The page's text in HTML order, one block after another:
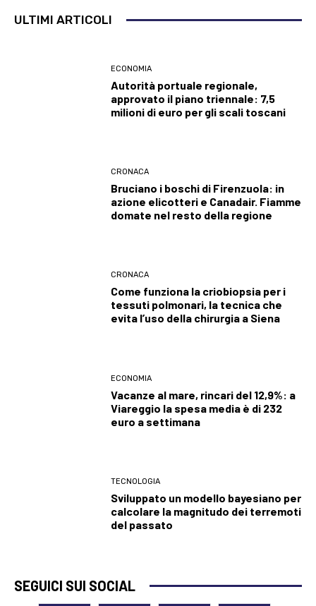
ULTIMI ARTICOLI
ECONOMIA
Autorità portuale regionale,
approvato il piano triennale: 7,5
milioni di euro per gli scali toscani
CRONACA
Bruciano i boschi di Firenzuola: in
azione elicotteri e Canadair. Fiamme
domate nel resto della regione
CRONACA
Come funziona la criobiopsia per i
tessuti polmonari, la tecnica che
evita l’uso della chirurgia a Siena
ECONOMIA
Vacanze al mare, rincari del 12,9%: a
Viareggio la spesa media è di 232
euro a settimana
TECNOLOGIA
Sviluppato un modello bayesiano per
calcolare la magnitudo dei terremoti
del passato
SEGUICI SUI SOCIAL